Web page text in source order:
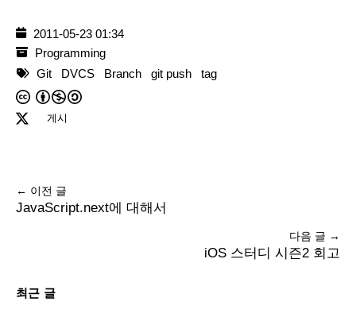
2011-05-23 01:34
Programming
Git
DVCS Branch git push tag
게시
← 이전 글
JavaScript.next에 대해서
다음 글 →
iOS 스터디 시즌2 회고
최근 글